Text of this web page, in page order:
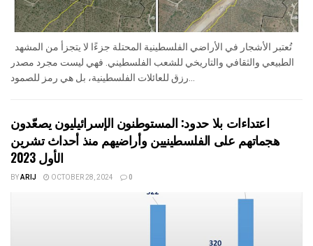
الطبيعي والثقافي والتاريخي للشعب الفلسطيني. فهي ليست مجرد مصدر
اعتداءات بلا حدود: المستوطنون الإسرائيليون يصعّدون
هجماتهم على الفلسطينيين وأراضيهم منذ أحداث تشرين
الأول 2023
BYARIJ OCTOBER 28, 2024 0